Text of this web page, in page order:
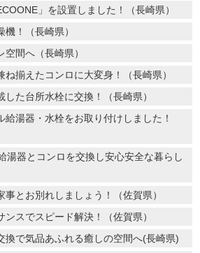
」を設置しました！（長崎県）
！（長崎県）
間へ（長崎県）
揃えたコンロに大変身！（長崎県）
た台所水栓に交換！（長崎県）
給湯器・水栓をお取り付けしました！
湯器とコンロを交換し安心安全な暮らし
とお別れしましょう！（佐賀県）
ンスでスピード解決！（佐賀県）
換で気品あふれる癒しの空間へ(長崎県)